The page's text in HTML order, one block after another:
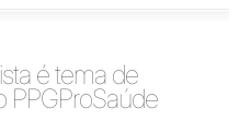
é tema de
PPGProSaúde